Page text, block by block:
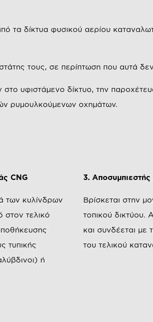
τα δίκτυα φυσικού αερίου
τους, σε περίπτωση που αυτά
υφιστάμενο δίκτυο, την
ρυμουλκούμενων οχημάτων.
CNG
των κυλίνδρων
στον τελικό
τυπικής
ή
3.
Βρίσκεται στην
τοπικού δικτύου.
και συνδέεται με
του τελικού